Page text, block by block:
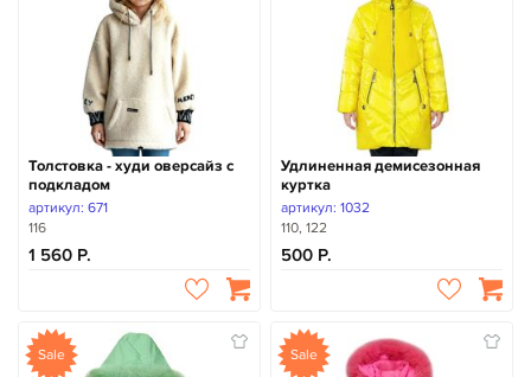
Толстовка - худи оверсайз с
подкладом
артикул: 671
116
1 560
Удлиненная демисезонная
куртка
артикул: 1032
110, 122
500
Sale Sale